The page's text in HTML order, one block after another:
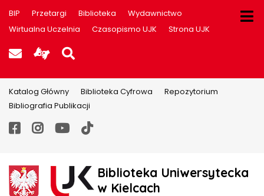
BIP Przetargi Biblioteka
Wydawnictwo
Wirtualna Uczelnia
Czasopismo UJK Strona UJK
Poczta UJK
Informacje dla użytkowników
Szukaj na stronie
Katalog Główny Biblioteka Cyfrowa
Repozytorium
Bibliografia Publikacji
Facebook
Instagram
YouTube
TikTok
Biblioteka Uniwersytecka
w Kielcach